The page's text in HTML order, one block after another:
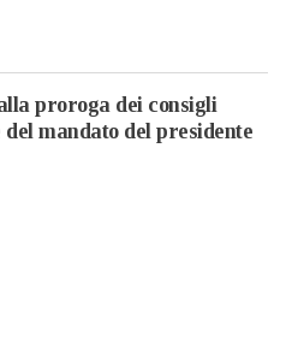
proroga dei consigli
mandato del presidente